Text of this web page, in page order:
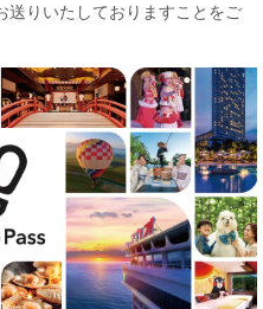
送りいたしておりますことをご